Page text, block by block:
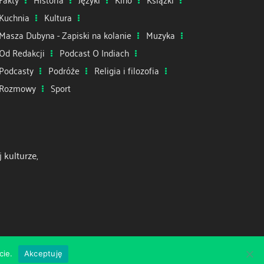
Kuchnia
Kultura
Masza Dubyna - Zapiski na kolanie
Muzyka
Od Redakcji
Podcast O Indiach
Podcasty
Podróże
Religia i filozofia
Rozmowy
Sport
Zespół Misja
Akceptuję